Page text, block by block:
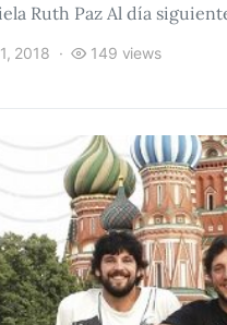
Ruth Paz Al día
2018 149 views